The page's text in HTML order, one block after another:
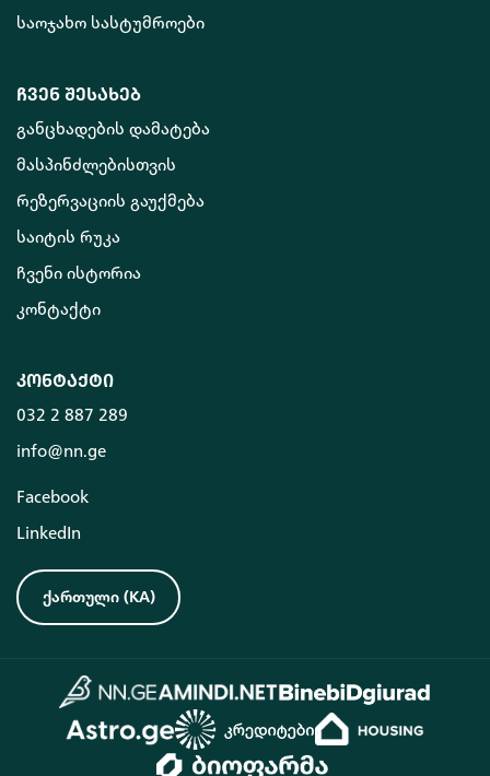
საოჯახო სასტუმროები
ჩვენ შესახებ
განცხადების დამატება
მასპინძლებისთვის
რეზერვაციის გაუქმება
საიტის რუკა
ჩვენი ისტორია
კონტაქტი
კონტაქტი
032 2 887 289
info@nn.ge
Facebook
LinkedIn
ქართული (KA)